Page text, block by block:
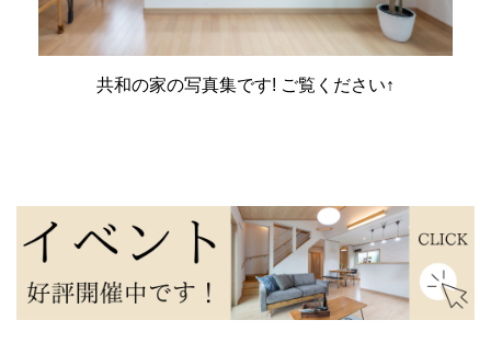
共和の家の写真集です! ご覧ください↑